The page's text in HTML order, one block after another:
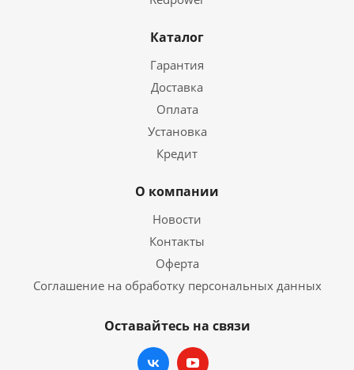
Каталог
Гарантия
Доставка
Оплата
Установка
Кредит
О компании
Новости
Контакты
Оферта
Соглашение на обработку персональных данных
Оставайтесь на связи